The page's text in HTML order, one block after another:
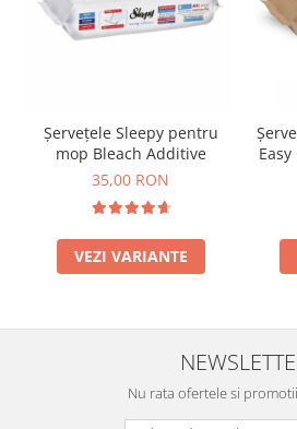
Șervețele Sleepy pentru
mop Bleach Additive
35,00 RON
VEZI VARIANTE
Easy
Nu rata ofertele si